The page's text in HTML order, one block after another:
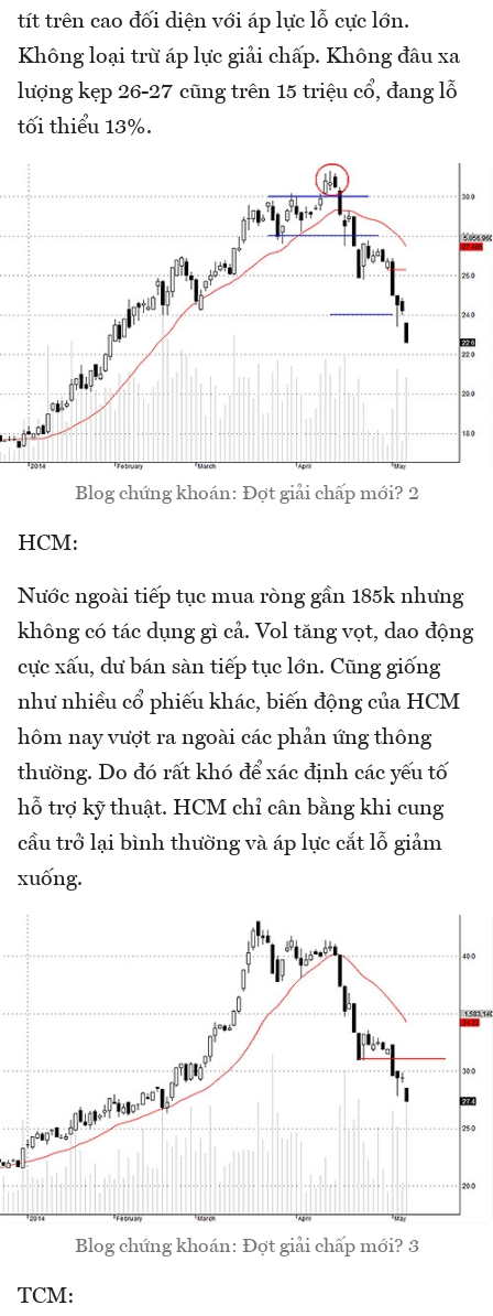
tít trên cao đối diện với áp lực lỗ cực lớn.
Không loại trừ áp lực giải chấp. Không đâu xa
lượng kẹp 26-27 cũng trên 15 triệu cổ, đang lỗ
tối thiểu 13%.
Blog chứng khoán: Đợt giải chấp mới? 2
HCM:
Nước ngoài tiếp tục mua ròng gần 185k nhưng
không có tác dụng gì cả. Vol tăng vọt, dao động
cực xấu, dư bán sàn tiếp tục lớn. Cũng giống
như nhiều cổ phiếu khác, biến động của HCM
hôm nay vượt ra ngoài các phản ứng thông
thường. Do đó rất khó để xác định các yếu tố
hỗ trợ kỹ thuật. HCM chỉ cân bằng khi cung
cầu trở lại bình thường và áp lực cắt lỗ giảm
xuống.
Blog chứng khoán: Đợt giải chấp mới? 3
TCM: